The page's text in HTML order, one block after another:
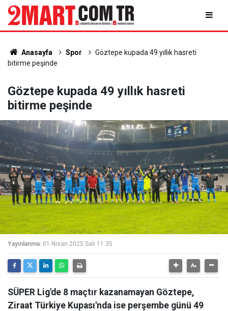
Anasayfa Spor
Göztepe kupada 49 yıllık hasreti
bitirme peşinde
Göztepe kupada 49 yıllık hasreti
bitirme peşinde
Yayınlanma: 01 Nisan 2025 Salı 11:35
SÜPER Lig'de 8 maçtır kazanamayan Göztepe,
Ziraat Türkiye Kupası'nda ise perşembe günü 49